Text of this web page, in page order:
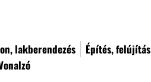
lakberendezés Építés, felújítás